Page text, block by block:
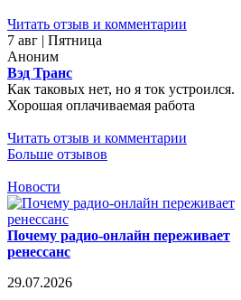
Читать отзыв и комментарии
7 авг | Пятница
Аноним
Вэд Транс
Как таковых нет, но я ток устроился.
Хорошая оплачиваемая работа
Читать отзыв и комментарии
Больше отзывов
Новости
Почему радио-онлайн переживает
ренессанс
29.07.2026